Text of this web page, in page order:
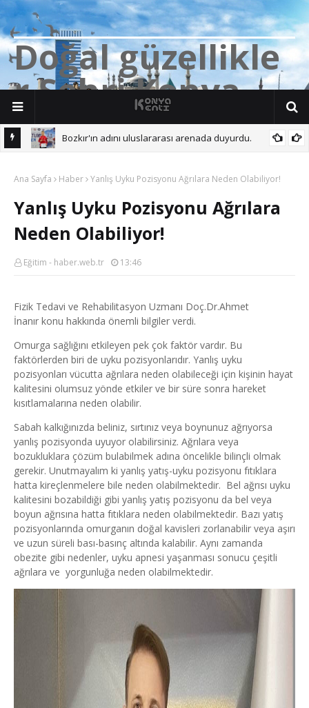
Doğalgüzellikle
rŞehriKonya
Bozkır'ın adını uluslararası arenada duyurdu.
Ana Sayfa Haber Yanlış Uyku Pozisyonu Ağrılara Neden Olabiliyor!
Yanlış Uyku Pozisyonu Ağrılara
Neden Olabiliyor!
Eğitim - haber.web.tr 13:46
Fizik Tedavi ve Rehabilitasyon Uzmanı Doç.Dr.Ahmet
İnanır konu hakkında önemli bilgiler verdi.
Omurga sağlığını etkileyen pek çok faktör vardır. Bu
faktörlerden biri de uyku pozisyonlarıdır. Yanlış uyku
pozisyonları vücutta ağrılara neden olabileceği için kişinin hayat
kalitesini olumsuz yönde etkiler ve bir süre sonra hareket
kısıtlamalarına neden olabilir.
Sabah kalkığınızda beliniz, sırtınız veya boynunuz ağrıyorsa
yanlış pozisyonda uyuyor olabilirsiniz. Ağrılara veya
bozukluklara çözüm bulabilmek adına öncelikle bilinçli olmak
gerekir. Unutmayalım ki yanlış yatış-uyku pozisyonu fıtıklara
hatta kireçlenmelere bile neden olabilmektedir. Bel ağrısı uyku
kalitesini bozabildiği gibi yanlış yatış pozisyonu da bel veya
boyun ağrısına hatta fıtıklara neden olabilmektedir. Bazı yatış
pozisyonlarında omurganın doğal kavisleri zorlanabilir veya aşırı
ve uzun süreli bası-basınç altında kalabilir. Aynı zamanda
obezite gibi nedenler, uyku apnesi yaşanması sonucu çeşitli
ağrılara ve yorgunluğa neden olabilmektedir.